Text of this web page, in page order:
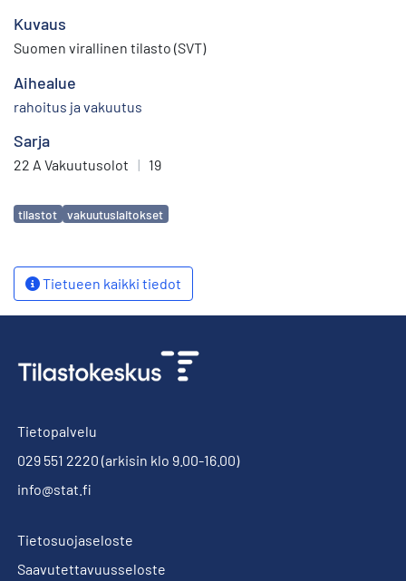
Kuvaus
Suomen virallinen tilasto (SVT)
Aihealue
rahoitus ja vakuutus
Sarja
22 A Vakuutusolot | 19
Avainsanat
tilastot vakuutuslaitokset
Tietueen kaikki tiedot
Tietopalvelu
029 551 2220 (arkisin klo 9.00-16.00)
info@stat.fi
Tietosuojaseloste
Saavutettavuusseloste